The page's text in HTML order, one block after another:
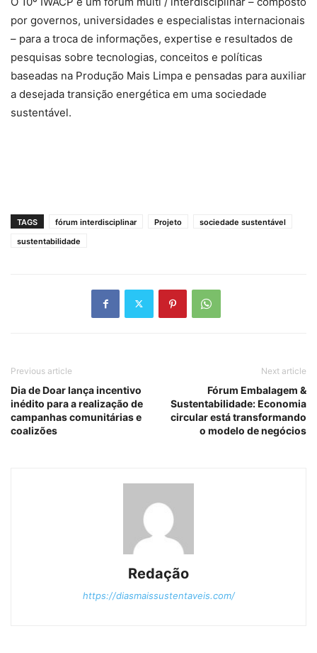
por governos, universidades e especialistas internacionais
– para a troca de informações, expertise e resultados de
pesquisas sobre tecnologias, conceitos e políticas
baseadas na Produção Mais Limpa e pensadas para auxiliar
a desejada transição energética em uma sociedade
sustentável.
TAGS fórum interdisciplinar Projeto
sociedade sustentável
sustentabilidade
Previous article
Dia de Doar lança incentivo
inédito para a realização de
campanhas comunitárias e
coalizões
Next article
Fórum Embalagem &
Sustentabilidade: Economia
circular está transformando
o modelo de negócios
Redação
https://diasmaissustentaveis.com/